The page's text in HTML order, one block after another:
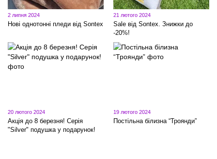
2 липня 2024
Нові однотонні пледи від Sontex
21 лютого 2024
Sale від Sontex. Знижки до
-20%!
20 лютого 2024
Акція до 8 березня! Серія
"Silver" подушка у подарунок!
19 лютого 2024
Постільна білизна “Троянди”